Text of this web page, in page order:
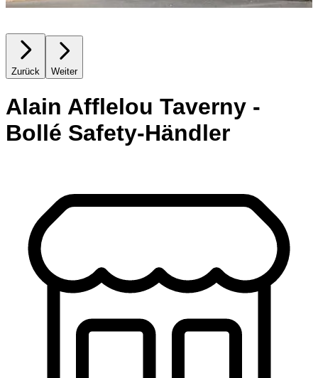
Zurück Weiter
Alain Afflelou Taverny -
Bollé Safety-Händler